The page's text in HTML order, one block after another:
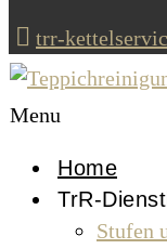
trr-
Menu
Home
TrR-
Stufen